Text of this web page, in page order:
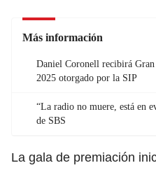
Más información
Daniel Coronell recibirá
2025 otorgado por la SIP
“La radio no muere, está en
de SBS
La gala de premiación